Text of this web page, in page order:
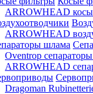
ARROWHEAD
ARROWHEAD
Oventrop
ARROWHEAD
Dragoman